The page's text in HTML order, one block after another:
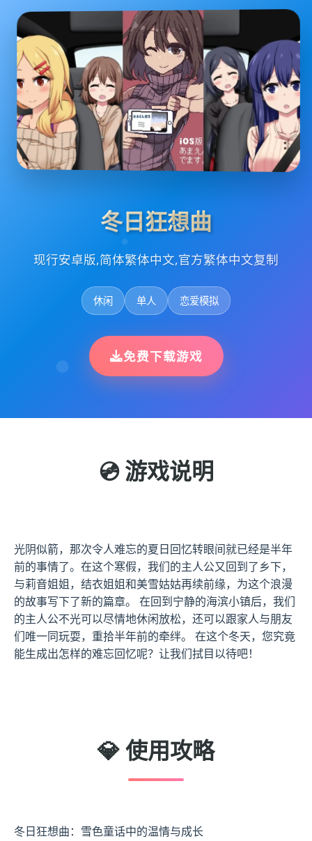
冬日狂想曲
现行安卓版,简体繁体中文,官方繁体中文复制
休闲 单人 恋爱模拟
免费下载游戏
💿 游戏说明
光阴似箭，那次令人难忘的夏日回忆转眼间就已经是半年
前的事情了。在这个寒假，我们的主人公又回到了乡下，
与莉音姐姐，结衣姐姐和美雪姑姑再续前缘，为这个浪漫
的故事写下了新的篇章。 在回到宁静的海滨小镇后，我们
的主人公不光可以尽情地休闲放松，还可以跟家人与朋友
们唯一同玩耍，重拾半年前的牵绊。 在这个冬天，您究竟
能生成出怎样的难忘回忆呢？让我们拭目以待吧！
💎 使用攻略
冬日狂想曲：雪色童话中的温情与成长